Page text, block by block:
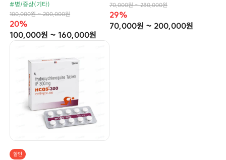
#병/증상(기타)
100,000원 ~ 200,000원
20%
100,000원 ~ 160,000원
70,000원 ~ 280,000원
29%
70,000원 ~ 200,000원
할인